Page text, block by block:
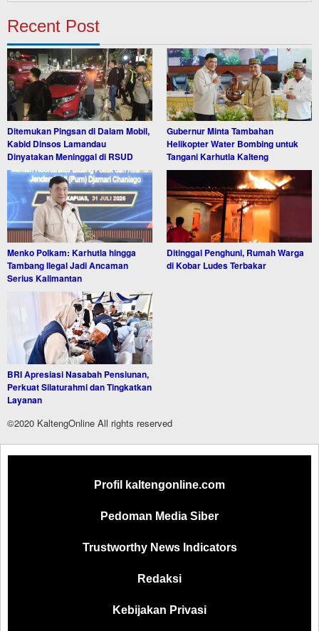
Recent Post
Ditemukan Pingsan di Dalam Mobil,
Kabid Dinsos Lamandau
Dinyatakan Meninggal di RSUD
Gubernur Minta Tambahan
Helikopter Water Bombing untuk
Tangani Karhutla Kalteng
Menko Polkam: Karhutla hingga
Tambang Ilegal Jadi Ancaman
Serius Kalimantan
Ditinggal Penghuni, Rumah Warga
di Kobar Ludes Terbakar
BRI Apresiasi Nasabah Pensiunan,
Perkuat Silaturahmi dan Tingkatkan
Layanan
©2020 KaltengOnline All rights reserved
Profil kaltengonline.com
Pedoman Media Siber
Trustworthy News Indicators
Redaksi
Kebijakan Privasi